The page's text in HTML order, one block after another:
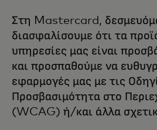
Στη Mastercard,
διασφαλίσουμε ότι τα
υπηρεσίες μας είναι
και προσπαθούμε να
εφαρμογές μας με τις
Προσβασιμότητα στο
(WCAG) ή/και άλλα